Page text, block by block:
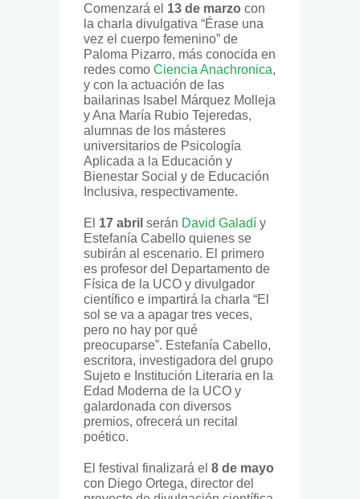
Comenzará el 13 de marzo con
la charla divulgativa “Érase una
vez el cuerpo femenino” de
Paloma Pizarro, más conocida en
redes como Ciencia Anachronica,
y con la actuación de las
bailarinas Isabel Márquez Molleja
y Ana María Rubio Tejeredas,
alumnas de los másteres
universitarios de Psicología
Aplicada a la Educación y
Bienestar Social y de Educación
Inclusiva, respectivamente.
El 17 abril serán David Galadí y
Estefanía Cabello quienes se
subirán al escenario. El primero
es profesor del Departamento de
Física de la UCO y divulgador
científico e impartirá la charla “El
sol se va a apagar tres veces,
pero no hay por qué
preocuparse”. Estefanía Cabello,
escritora, investigadora del grupo
Sujeto e Institución Literaria en la
Edad Moderna de la UCO y
galardonada con diversos
premios, ofrecerá un recital
poético.
El festival finalizará el 8 de mayo
con Diego Ortega, director del